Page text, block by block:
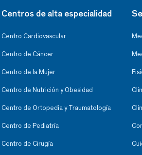
Centros de alta especialidad
Centro Cardiovascular
Centro de Cáncer
Centro de la Mujer
Centro de Nutrición y Obesidad
Centro de Ortopedia y Traumatología
Centro de Pediatría
Centro de Cirugía